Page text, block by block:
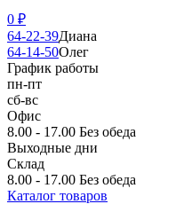
0 ₽
64-22-39Диана
64-14-50Олег
График работы
пн-пт
сб-вс
Офис
8.00 - 17.00 Без обеда
Выходные дни
Склад
8.00 - 17.00 Без обеда
Каталог товаров